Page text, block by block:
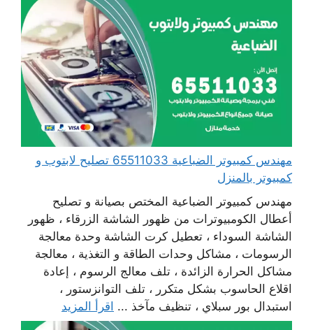
مهندس كمبيوتر الضباعية 65511033 تصليح لابتوب و
كمبيوتر بالمنزل
مهندس كمبيوتر الضباعية المختص بصيانة و تصليح
أعطال الكومبيوترات من ظهور الشاشة الزرقاء ، ظهور
الشاشة السوداء ، تعطيل كرت الشاشة وحدة معالجة
الرسومات ، مشاكل وحدات الطاقة و التغذية ، معالجة
مشاكل الحرارة الزائدة ، تلف معالج الرسوم ، إعادة
اقلاع الحاسوب بشكل متكرر ، تلف التوانزستور ،
استبدال بور سبلاي ، تنظيف مآخذ ... اقرأ المزيد